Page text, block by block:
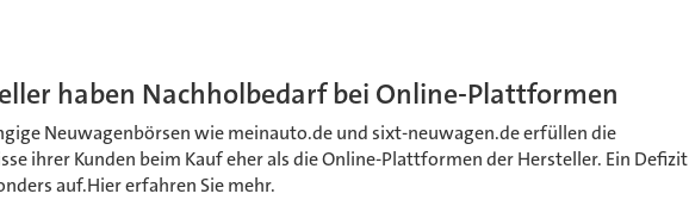
haben Nachholbedarf bei Online-Plattformen
Neuwagenbörsen wie meinauto.de und sixt-neuwagen.de erfüllen die
ihrer Kunden beim Kauf eher als die Online-Plattformen der Hersteller. Ein Defizit
auf.Hier erfahren Sie mehr.